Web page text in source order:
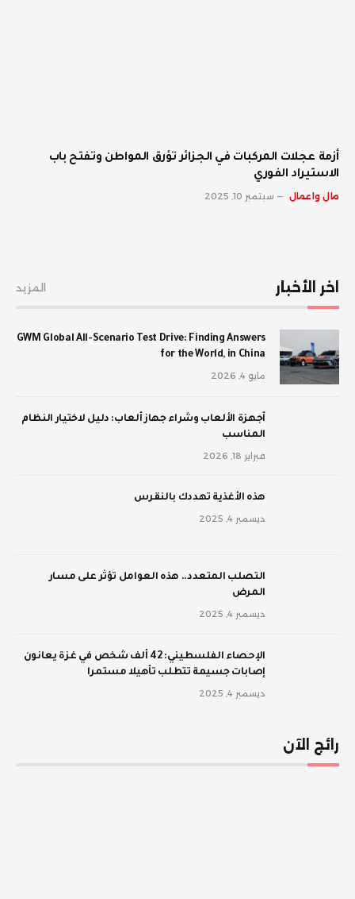
أزمة عجلات المركبات في الجزائر تؤرق المواطن وتفتح باب
الاستيراد الفوري
مال واعمال سبتمبر 10, 2025
اخر الأخبار المزيد
GWM Global All-Scenario Test Drive: Finding Answers
for the World, in China
مايو 4, 2026
أجهزة الألعاب وشراء جهاز ألعاب: دليل لاختيار النظام
المناسب
فبراير 18, 2026
‫هذه الأغذية تهددك بالنقرس
ديسمبر 4, 2025
‫التصلب المتعدد.. هذه العوامل تؤثر على مسار
المرض
ديسمبر 4, 2025
الإحصاء الفلسطيني: 42 ألف شخص في غزة يعانون
إصابات جسيمة تتطلب تأهيلا مستمرا
ديسمبر 4, 2025
رائج الآن